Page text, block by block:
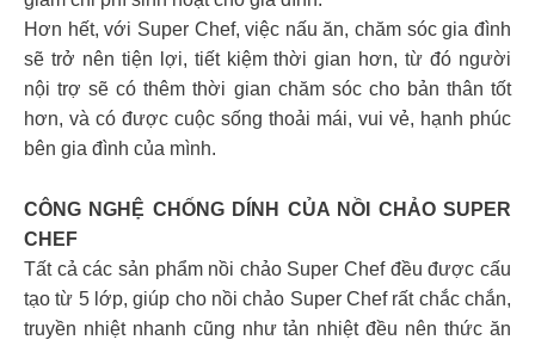
Hơn hết, với Super Chef, việc nấu ăn, chăm sóc gia đình
sẽ trở nên tiện lợi, tiết kiệm thời gian hơn, từ đó người
nội trợ sẽ có thêm thời gian chăm sóc cho bản thân tốt
hơn, và có được cuộc sống thoải mái, vui vẻ, hạnh phúc
bên gia đình của mình.
CÔNG NGHỆ CHỐNG DÍNH CỦA NỒI CHẢO SUPER
CHEF
Tất cả các sản phẩm nồi chảo Super Chef đều được cấu
tạo từ 5 lớp, giúp cho nồi chảo Super Chef rất chắc chắn,
truyền nhiệt nhanh cũng như tản nhiệt đều nên thức ăn